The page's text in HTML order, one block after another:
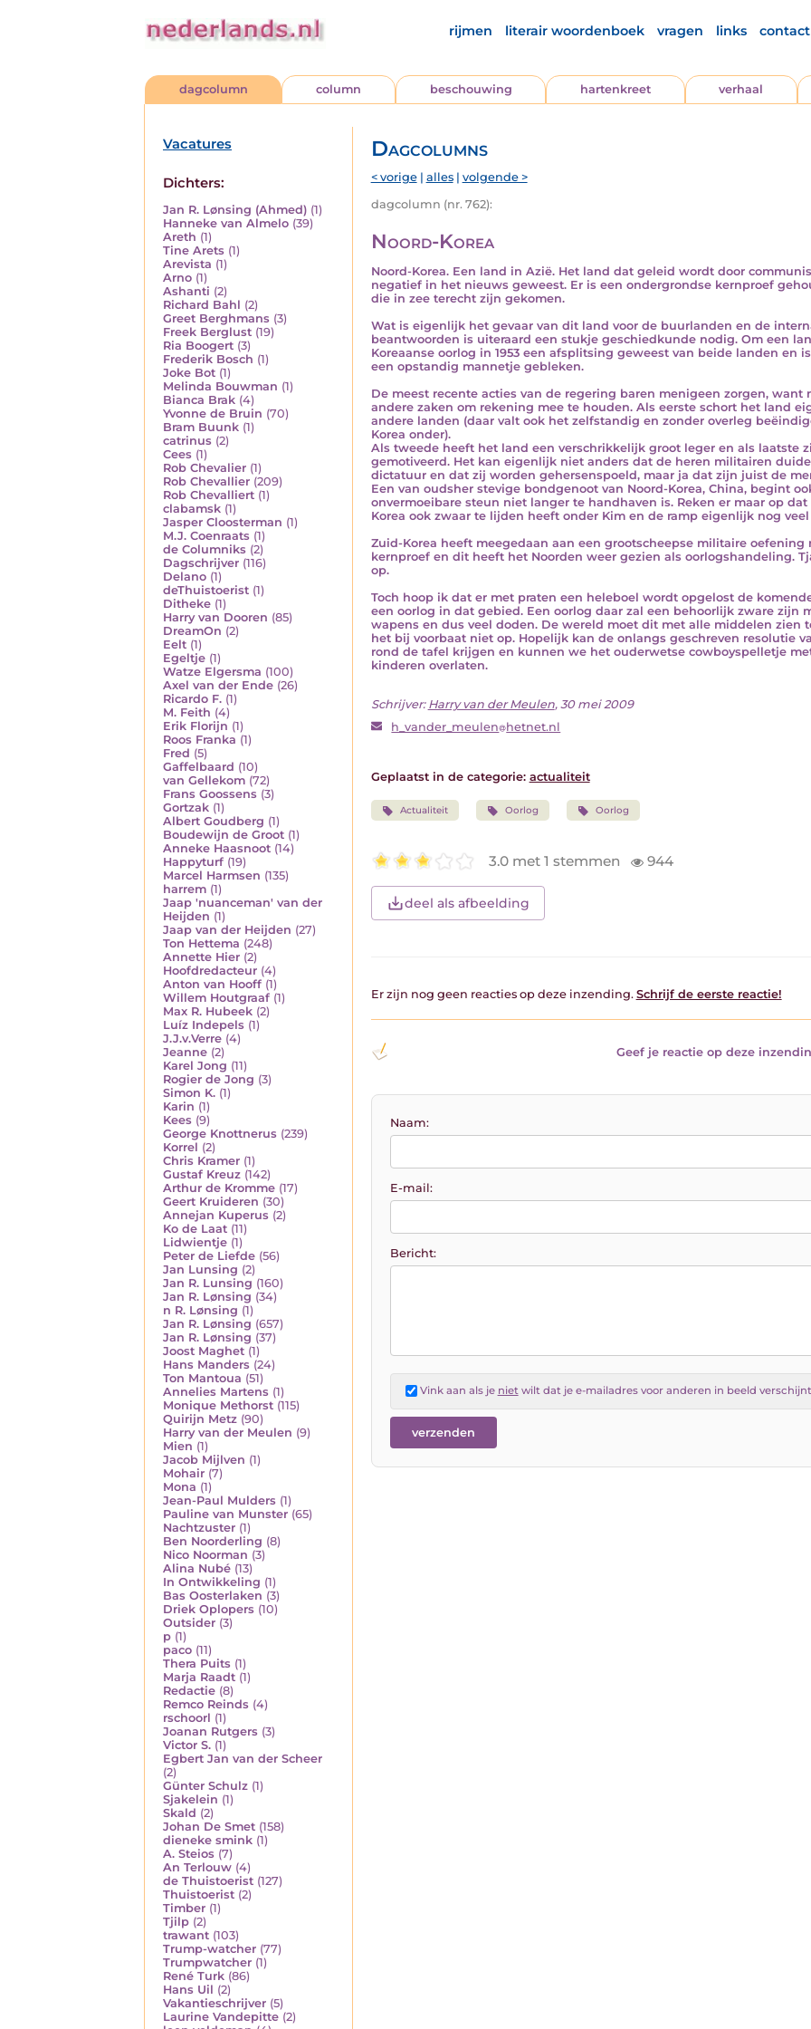
rijmen literair woordenboek vragen links contact
dagcolumn column beschouwing hartenkreet verhaal
Vacatures
Dichters:
Jan R. Lønsing (Ahmed) (1)
Hanneke van Almelo (39)
Areth (1)
Tine Arets (1)
Arevista (1)
Arno (1)
Ashanti (2)
Richard Bahl (2)
Greet Berghmans (3)
Freek Berglust (19)
Ria Boogert (3)
Frederik Bosch (1)
Joke Bot (1)
Melinda Bouwman (1)
Bianca Brak (4)
Yvonne de Bruin (70)
Bram Buunk (1)
catrinus (2)
Cees (1)
Rob Chevalier (1)
Rob Chevallier (209)
Rob Chevalliert (1)
clabamsk (1)
Jasper Cloosterman (1)
M.J. Coenraats (1)
de Columniks (2)
Dagschrijver (116)
Delano (1)
deThuistoerist (1)
Ditheke (1)
Harry van Dooren (85)
DreamOn (2)
Eelt (1)
Egeltje (1)
Watze Elgersma (100)
Axel van der Ende (26)
Ricardo F. (1)
M. Feith (4)
Erik Florijn (1)
Roos Franka (1)
Fred (5)
Gaffelbaard (10)
van Gellekom (72)
Frans Goossens (3)
Gortzak (1)
Albert Goudberg (1)
Boudewijn de Groot (1)
Anneke Haasnoot (14)
Happyturf (19)
Marcel Harmsen (135)
harrem (1)
Jaap 'nuanceman' van der
Heijden (1)
Jaap van der Heijden (27)
Ton Hettema (248)
Annette Hier (2)
Hoofdredacteur (4)
Anton van Hooff (1)
Willem Houtgraaf (1)
Max R. Hubeek (2)
Luíz Indepels (1)
J.J.v.Verre (4)
Jeanne (2)
Karel Jong (11)
Rogier de Jong (3)
Simon K. (1)
Karin (1)
Kees (9)
George Knottnerus (239)
Korrel (2)
Chris Kramer (1)
Gustaf Kreuz (142)
Arthur de Kromme (17)
Geert Kruideren (30)
Annejan Kuperus (2)
Ko de Laat (11)
Lidwientje (1)
Peter de Liefde (56)
Jan Lunsing (2)
Jan R. Lunsing (160)
Jan R. Lønsing (34)
n R. Lønsing (1)
Jan R. Lønsing (657)
Jan R. Lønsing (37)
Joost Maghet (1)
Hans Manders (24)
Ton Mantoua (51)
Annelies Martens (1)
Monique Methorst (115)
Quirijn Metz (90)
Harry van der Meulen (9)
Mien (1)
Jacob Mijlven (1)
Mohair (7)
Mona (1)
Jean-Paul Mulders (1)
Pauline van Munster (65)
Nachtzuster (1)
Ben Noorderling (8)
Nico Noorman (3)
Alina Nubé (13)
In Ontwikkeling (1)
Bas Oosterlaken (3)
Driek Oplopers (10)
Outsider (3)
p (1)
paco (11)
Thera Puits (1)
Marja Raadt (1)
Redactie (8)
Remco Reinds (4)
rschoorl (1)
Joanan Rutgers (3)
Victor S. (1)
Egbert Jan van der Scheer
(2)
Günter Schulz (1)
Sjakelein (1)
Skald (2)
Johan De Smet (158)
dieneke smink (1)
A. Steios (7)
An Terlouw (4)
de Thuistoerist (127)
Thuistoerist (2)
Timber (1)
Tjilp (2)
trawant (103)
Trump-watcher (77)
Trumpwatcher (1)
René Turk (86)
Hans Uil (2)
Vakantieschrijver (5)
Laurine Vandepitte (2)
Dagcolumns
< vorige| alles| volgende >
dagcolumn (nr. 762):
Noord-Korea
Noord-Korea. Een land in Azië. Het land dat geleid wordt door
negatief in het nieuws geweest. Er is een ondergrondse kernproef
die in zee terecht zijn gekomen.
Wat is eigenlijk het gevaar van dit land voor de buurlanden en de
beantwoorden is uiteraard een stukje geschiedkunde nodig. Om een
Koreaanse oorlog in 1953 een afsplitsing geweest van beide landen en
een opstandig mannetje gebleken.
De meest recente acties van de regering baren menigeen zorgen,
andere zaken om rekening mee te houden. Als eerste schort het land
andere landen (daar valt ook het zelfstandig en zonder overleg
Korea onder).
Als tweede heeft het land een verschrikkelijk groot leger en als laatste
gemotiveerd. Het kan eigenlijk niet anders dat de heren militairen
dictatuur en dat zij worden gehersenspoeld, maar ja dat zijn juist de
Een van oudsher stevige bondgenoot van Noord-Korea, China, begint
onvermoeibare steun niet langer te handhaven is. Reken er maar op
Korea ook zwaar te lijden heeft onder Kim en de ramp eigenlijk nog
Zuid-Korea heeft meegedaan aan een grootscheepse militaire
kernproef en dit heeft het Noorden weer gezien als oorlogshandeling.
op.
Toch hoop ik dat er met praten een heleboel wordt opgelost de
een oorlog in dat gebied. Een oorlog daar zal een behoorlijk zware zijn
wapens en dus veel doden. De wereld moet dit met alle middelen zien
het bij voorbaat niet op. Hopelijk kan de onlangs geschreven resolutie
rond de tafel krijgen en kunnen we het ouderwetse cowboyspelletje
kinderen overlaten.
Schrijver: Harry van der Meulen, 30 mei 2009
h_vander_meulen hetnet.nl
Geplaatst in de categorie: actualiteit
Actualiteit Oorlog Oorlog
3.0 met 1 stemmen 944
deel als afbeelding
Er zijn nog geen reacties op deze inzending. Schrijf de eerste reactie!
Geef je reactie op deze
Naam:
E-mail:
Bericht:
Vink aan als je nietwilt dat je e-mailadres voor anderen in beeld verschijnt